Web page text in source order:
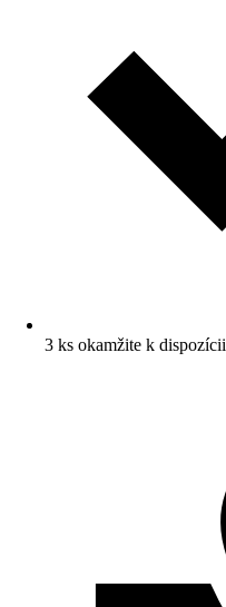
3 ks okamžite k dispozícii